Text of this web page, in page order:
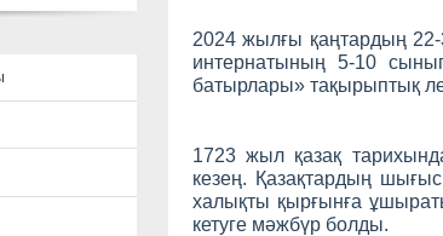
2024 жылғы қаңтардың 22-
интернатының 5-10
батырлары» тақырыптық
1723 жыл қазақ
кезең. Қазақтардың
халықты қырғынға
кетуге мәжбүр болды.